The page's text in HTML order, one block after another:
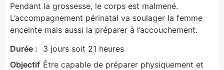
Noté4.5
sur 5
basé sur
71
notations
Pendant la grossesse, le corps est malmené.
L’accompagnement périnatal va soulager la femme
enceinte mais aussi la préparer à l’accouchement.
Durée :
3 jours soit 21 heures
Objectif Être capable de préparer physiquement et